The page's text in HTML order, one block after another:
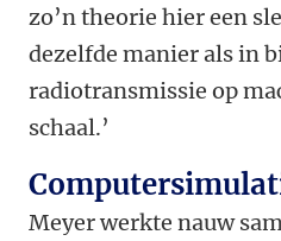
zo’n theorie hier een
dezelfde manier als in
radiotransmissie op
schaal.’
Meyer werkte nauw